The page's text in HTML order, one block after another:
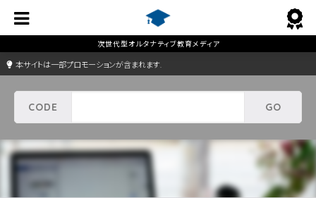
本サイトは一部プロモーションが含まれます.